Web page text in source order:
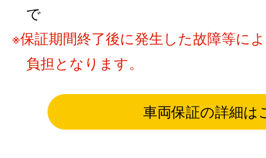
で
保証期間終了後に発生した故障等に
負担となります。
車両保証の詳細は